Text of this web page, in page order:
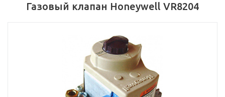
Газовый клапан Honeywell VR8204